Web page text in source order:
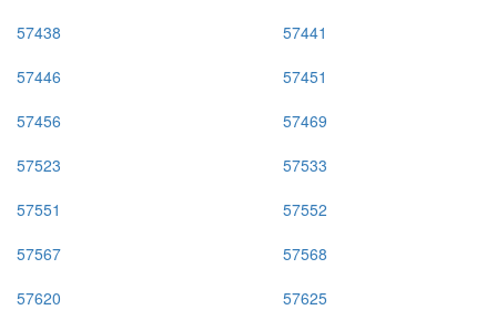
57438
57441
57446
57451
57456
57469
57523
57533
57551
57552
57567
57568
57620
57625